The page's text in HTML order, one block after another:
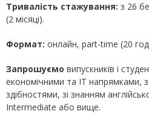
Тривалість стажування: з 26
(2 місяці).
Формат: онлайн, part-time (20
Запрошуємо випускників і
економічними та ІТ напрямками,
здібностями, зі знанням
Intermediate або вище.